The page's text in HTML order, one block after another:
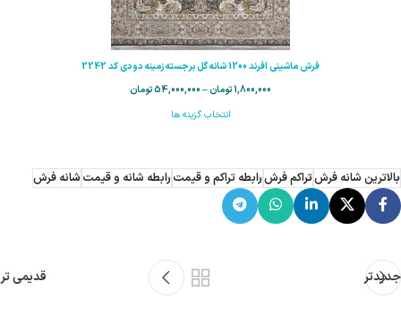
فرش ماشینی افرند 1200 شانه گل برجسته زمینه دودی کد 2242
1,800,000تومان–
54,000,000تومان
انتخاب گزینه ها
بالاترین شانه فرشتراکم فرشرابطه تراکم و قیمترابطه شانه و قیمتشانه فرش
جدیدتر قدیمی تر